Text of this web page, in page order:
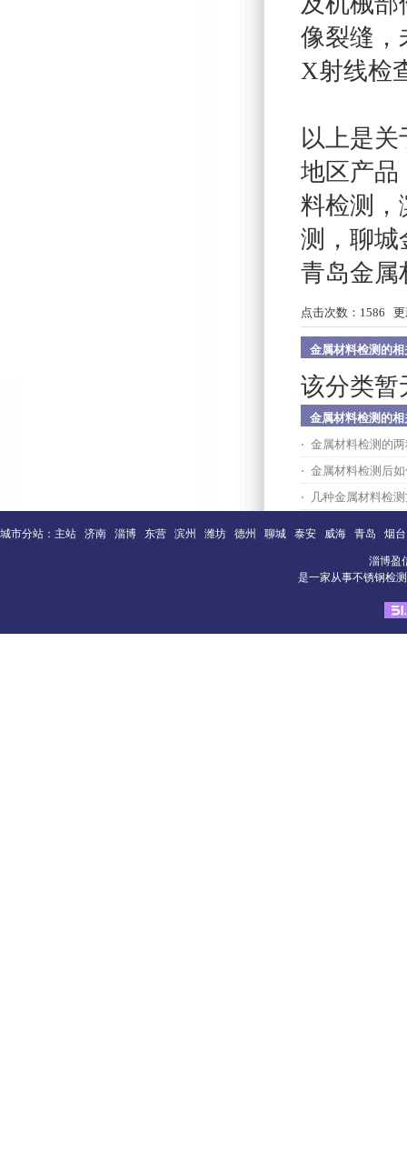
像裂缝，
X射线检
以上是
地区产
料检测 ，
测 ， 聊城
青岛金属
点击次数： 1586 更
金属材料检测的相
该分类暂
金属材料检测的相
金属材料检测的
金属材料检测后
几种金属材料检
城市分站： 主站 济南 淄博 东营 滨州 潍坊 德州 聊城 泰安 威海 青岛 烟台
淄博盈
是一家从事不锈钢检